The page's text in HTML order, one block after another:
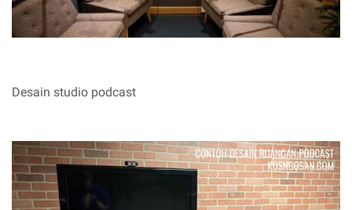
Desain studio podcast